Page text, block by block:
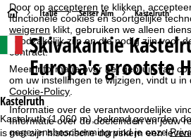
Door opaccepteren te klikken,
functionele cookies en soortgelijke
weigeren klikt, gebruiken we alleen
noodzakelijk zijn en die nodig zijn voor
contract.
Meer informatie over het gebruik van
om uw instellingen te wijzigen, vindt u
Cookie-Policy.
Informatie over de verantwoordelijke
Informatie over de doeleinden en jouw
gegevensbescherming vind je onze
S
t
a
r
t
Italië Seiser Alm Kastelruth
Skivakantie
Europa's grootste
Kastelruth
Kastelruth (1.060 m), bekend geworden
is met zijn historische dorpskern een